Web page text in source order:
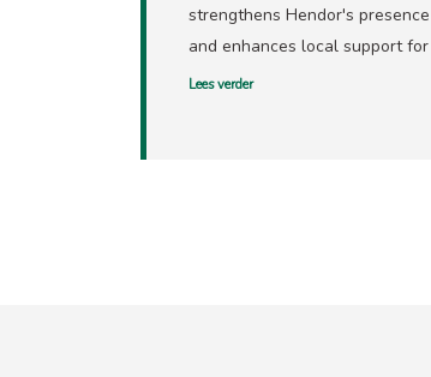
strengthens Hendor's
and enhances local support
Lees verder